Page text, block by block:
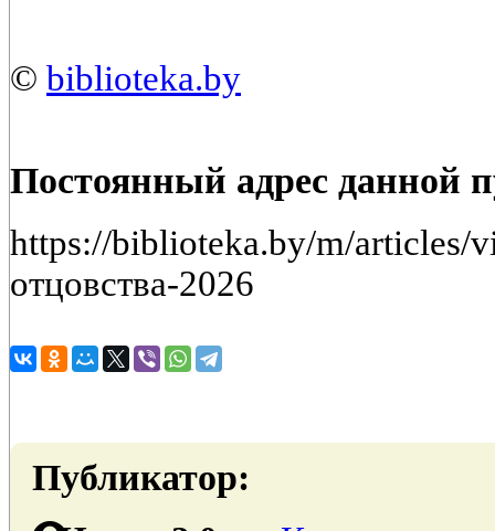
© biblioteka.by
Постоянный адрес данной
https://biblioteka.by/m/articles/
отцовства-2026
Публикатор: